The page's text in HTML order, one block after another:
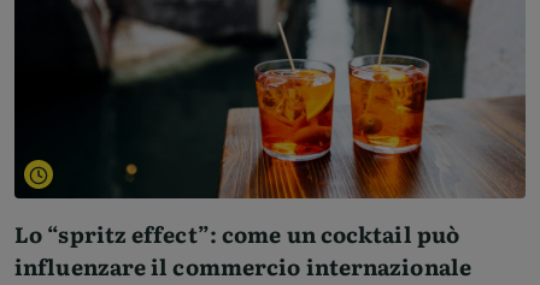
Lo “spritz effect”: come un cocktail può
influenzare il commercio internazionale